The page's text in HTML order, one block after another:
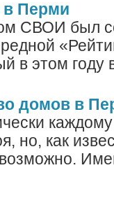
в Перми
СВОИ был
в этом году
домов в
но, как
возможно.